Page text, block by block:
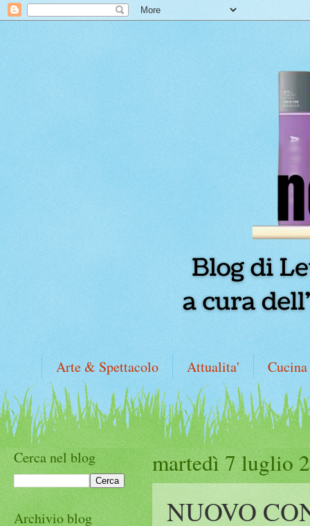
Arte & Spettacolo Attualita' Cucina
martedì 7 luglio
NUOVO
Cerca nel blog
Archivio blog